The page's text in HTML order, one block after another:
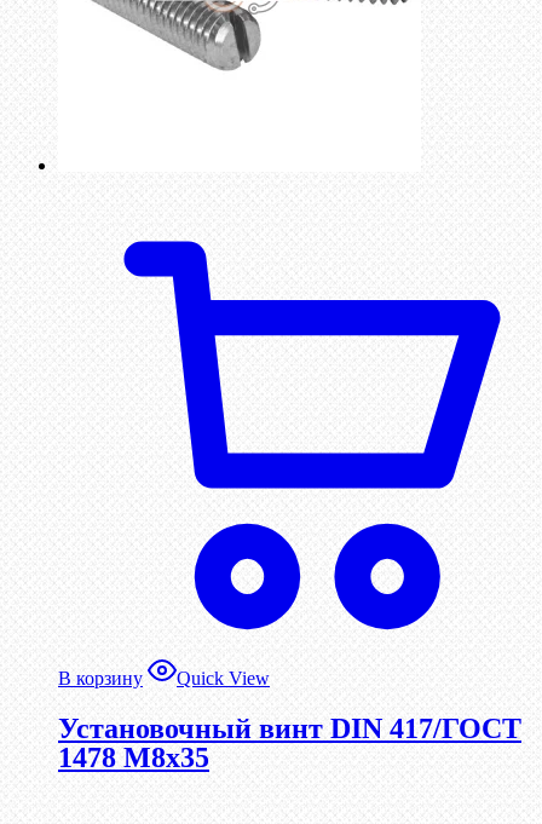
В корзину Quick View
Установочный винт DIN 417/ГОСТ
1478 М8х35